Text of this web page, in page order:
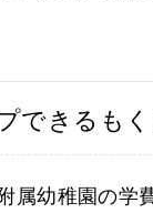
できるも
属幼稚園の学